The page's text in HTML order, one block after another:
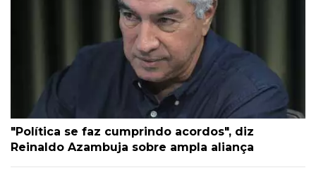
"Política se faz cumprindo acordos", diz
Reinaldo Azambuja sobre ampla aliança